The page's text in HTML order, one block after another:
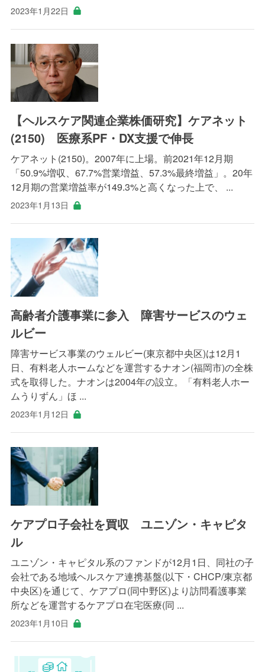
2023年1月22日
【ヘルスケア関連企業株価研究】ケアネット
(2150) 医療系PF・DX支援で伸長
ケアネット(2150)。2007年に上場。前2021年12月期
「50.9%増収、67.7%営業増益、57.3%最終増益」。20年
12月期の営業増益率が149.3%と高くなった上で、 ...
2023年1月13日
高齢者介護事業に参入 障害サービスのウェ
ルビー
障害サービス事業のウェルビー(東京都中央区)は12月1
日、有料老人ホームなどを運営するナオン(福岡市)の全株
式を取得した。ナオンは2004年の設立。「有料老人ホー
ムうりずん」ほ ...
2023年1月12日
ケアプロ子会社を買収 ユニゾン・キャピタ
ル
ユニゾン・キャピタル系のファンドが12月1日、同社の子
会社である地域ヘルスケア連携基盤(以下・CHCP/東京都
中央区)を通じて、ケアプロ(同中野区)より訪問看護事業
所などを運営するケアプロ在宅医療(同 ...
2023年1月10日